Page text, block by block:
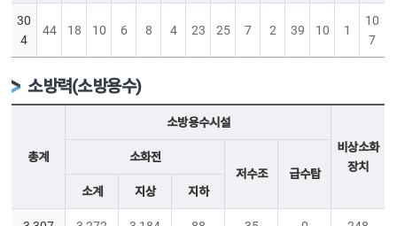
30
4
44 18 10 6 8 4 23 25 7 2 39 10 1
10
7
소방력(소방용수)
총계
소방용수시설
비상소화
장치
소화전
저수조
급수탑
소계
지상 지하